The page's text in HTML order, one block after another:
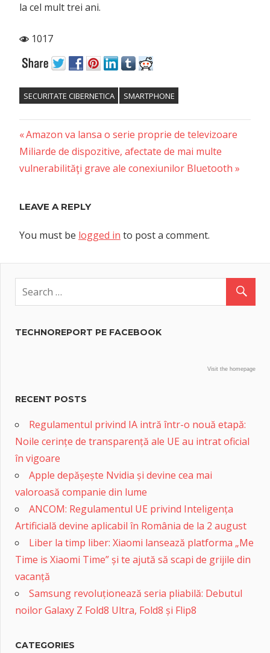
la cel mult trei ani.
1017
SECURITATE CIBERNETICA SMARTPHONE
Post
navigation
Previous
Post:
Amazon va lansa o serie proprie de televizoare
Next
Post:
Miliarde de dispozitive, afectate de mai multe
vulnerabilităţi grave ale conexiunilor Bluetooth
LEAVE A REPLY
You must be logged in to post a comment.
TECHNOREPORT PE FACEBOOK
Visit the homepage
RECENT POSTS
Regulamentul privind IA intră într-o nouă etapă:
Noile cerințe de transparență ale UE au intrat oficial
în vigoare
Apple depășește Nvidia și devine cea mai
valoroasă companie din lume
ANCOM: Regulamentul UE privind Inteligența
Artificială devine aplicabil în România de la 2 august
Liber la timp liber: Xiaomi lansează platforma „Me
Time is Xiaomi Time” și te ajută să scapi de grijile din
vacanță
Samsung revoluționează seria pliabilă: Debutul
noilor Galaxy Z Fold8 Ultra, Fold8 și Flip8
CATEGORIES